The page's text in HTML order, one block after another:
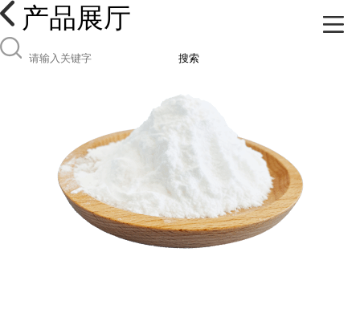
产品展厅
搜索